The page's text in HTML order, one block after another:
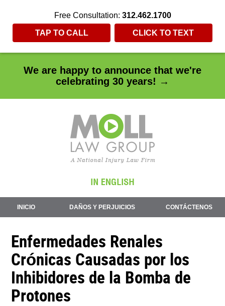
We are happy to announce that we're
celebrating 30 years! →
Free Consultation: 312.462.1700
TAP TO CALL CLICK TO TEXT
INICIO DAÑOS Y PERJUICIOS CONTÁCTENOS
Enfermedades Renales
Crónicas Causadas por los
Inhibidores de la Bomba de
Protones